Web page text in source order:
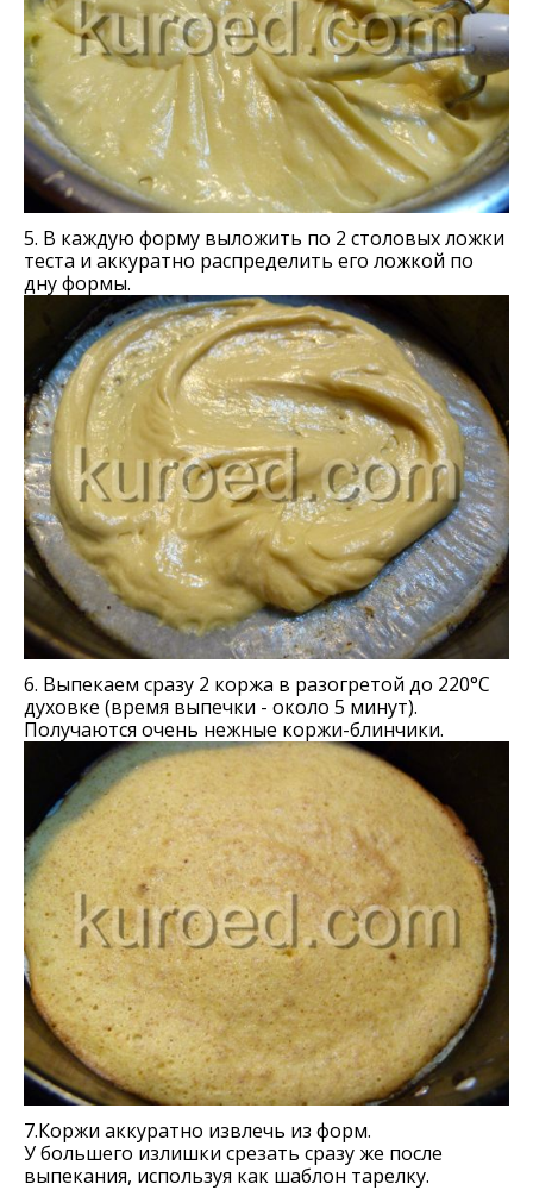
5. В каждую форму выложить по 2 столовых ложки
теста и аккуратно распределить его ложкой по
дну формы.
6. Выпекаем сразу 2 коржа в разогретой до 220°С
духовке (время выпечки - около 5 минут).
Получаются очень нежные коржи-блинчики.
7.Коржи аккуратно извлечь из форм.
У большего излишки срезать сразу же после
выпекания, используя как шаблон тарелку.